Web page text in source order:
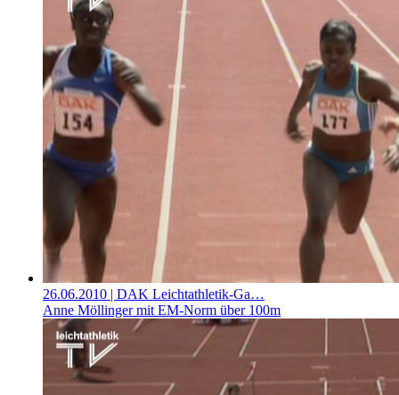
26.06.2010 | DAK Leichtathletik-Ga…
Anne Möllinger mit EM-Norm über 100m